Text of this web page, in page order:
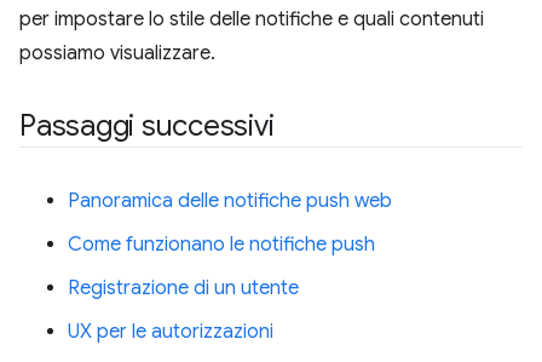
per impostare lo stile delle notifiche e quali contenuti
possiamo visualizzare.
Passaggi successivi
Panoramica delle notifiche push web
Come funzionano le notifiche push
Registrazione di un utente
UX per le autorizzazioni